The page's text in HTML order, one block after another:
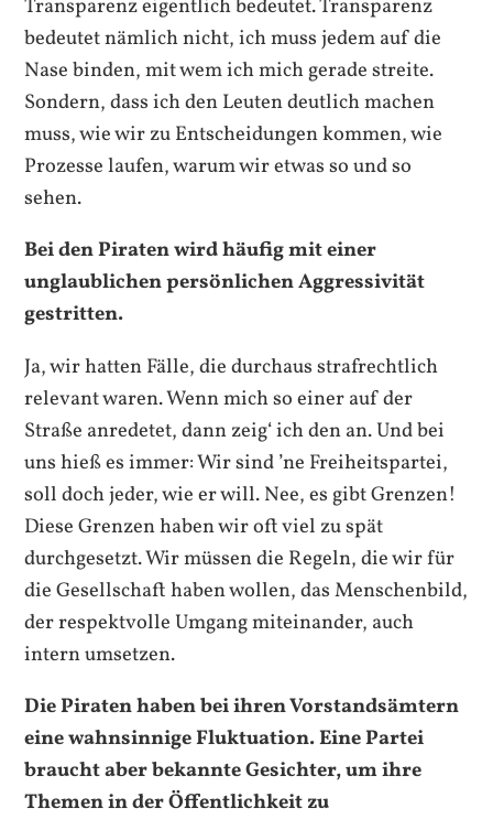
Transparenz eigentlich bedeutet. Transparenz
bedeutet nämlich nicht, ich muss jedem auf die
Nase binden, mit wem ich mich gerade streite.
Sondern, dass ich den Leuten deutlich machen
muss, wie wir zu Entscheidungen kommen, wie
Prozesse laufen, warum wir etwas so und so
sehen.
Bei den Piraten wird häufig mit einer
unglaublichen persönlichen Aggressivität
gestritten.
Ja, wir hatten Fälle, die durchaus strafrechtlich
relevant waren. Wenn mich so einer auf der
Straße anredetet, dann zeig‘ ich den an. Und bei
uns hieß es immer: Wir sind ’ne Freiheitspartei,
soll doch jeder, wie er will. Nee, es gibt Grenzen!
Diese Grenzen haben wir oft viel zu spät
durchgesetzt. Wir müssen die Regeln, die wir für
die Gesellschaft haben wollen, das Menschenbild,
der respektvolle Umgang miteinander, auch
intern umsetzen.
Die Piraten haben bei ihren Vorstandsämtern
eine wahnsinnige Fluktuation. Eine Partei
braucht aber bekannteGesichter, um ihre
Themen in der Öffentlichkeit zu